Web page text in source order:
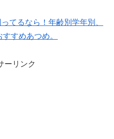
てるなら！年齢別学年別、
すめあつめ。
ーリンク